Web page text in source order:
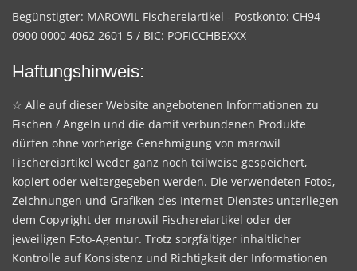
Begünstigter: MAROWIL Fischereiartikel - Postkonto: CH94
0900 0000 4062 2601 5 / BIC: POFICCHBEXXX
Haftungshinweis:
☆ Alle auf dieser Website angebotenen Informationen zu
Fischen / Angeln und die damit verbundenen Produkte
dürfen ohne vorherige Genehmigung von marowil
Fischereiartikel weder ganz noch teilweise gespeichert,
kopiert oder weitergegeben werden. Die verwendeten Fotos,
Zeichnungen und Grafiken des Internet-Dienstes unterliegen
dem Copyright der marowil Fischereiartikel oder der
jeweiligen Foto-Agentur. Trotz sorgfältiger inhaltlicher
Kontrolle auf Konsistenz und Richtigkeit der Informationen